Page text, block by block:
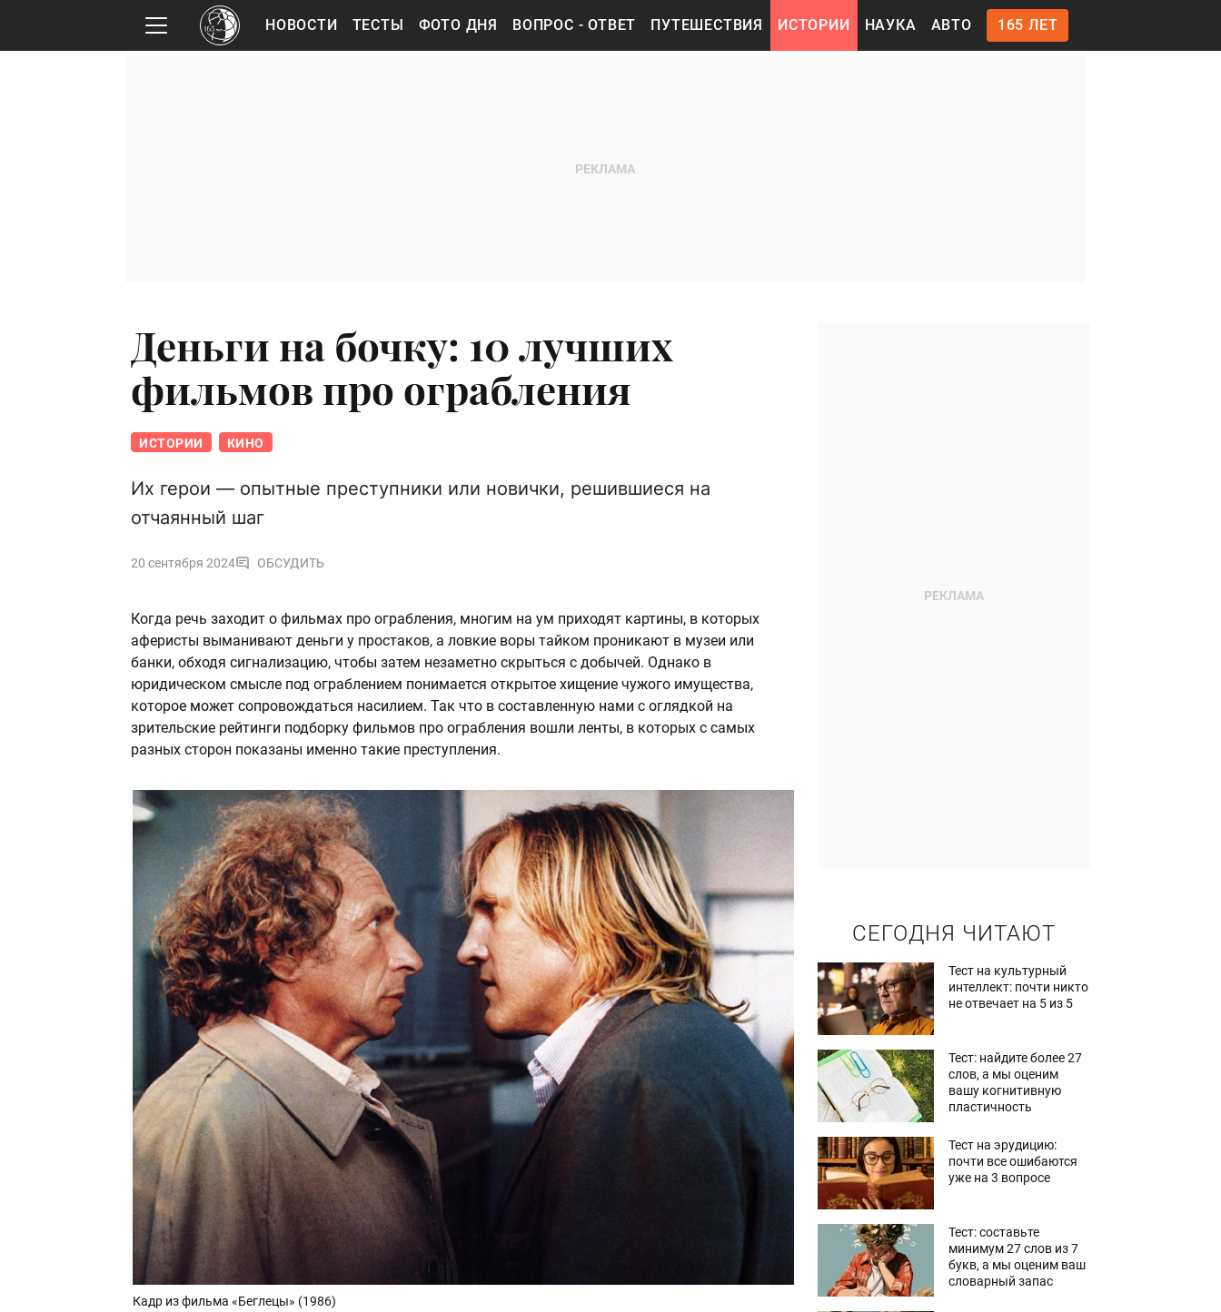
НОВОСТИ ТЕСТЫ ФОТО ДНЯ ВОПРОС - ОТВЕТ ПУТЕШЕСТВИЯ ИСТОРИИ НАУКА АВТО 165 ЛЕТ
Деньги на бочку: 10 лучших
фильмов про ограбления
ИСТОРИИ КИНО
Их герои — опытные преступники или новички, решившиеся на
отчаянный шаг
20 сентября 2024 ОБСУДИТЬ
Когда речь заходит о фильмах про ограбления, многим на ум приходят картины, в которых
аферисты выманивают деньги у простаков, а ловкие воры тайком проникают в музеи или
банки, обходя сигнализацию, чтобы затем незаметно скрыться с добычей. Однако в
юридическом смысле под ограблением понимается открытое хищение чужого имущества,
которое может сопровождаться насилием. Так что в составленную нами с оглядкой на
зрительские рейтинги подборку фильмов про ограбления вошли ленты, в которых с самых
разных сторон показаны именно такие преступления.
Кадр из фильма «Беглецы» (1986)
СЕГОДНЯ ЧИТАЮТ
Тест на культурный
интеллект: почти никто
не отвечает на 5 из 5
Тест: найдите более 27
слов, а мы оценим
вашу когнитивную
пластичность
Тест на эрудицию:
почти все ошибаются
уже на 3 вопросе
Тест: составьте
минимум 27 слов из 7
букв, а мы оценим ваш
словарный запас